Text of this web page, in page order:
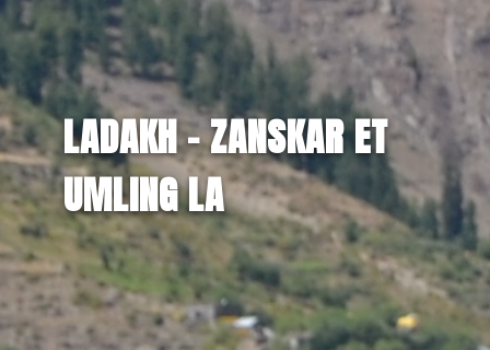
LADAKH - ZANSKAR ET
UMLING LA